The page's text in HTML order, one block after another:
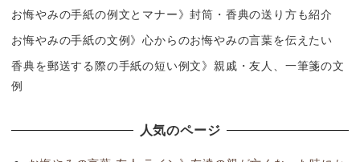
お悔やみの手紙の例文とマナー》封筒・香典の送り方も紹介
お悔やみの手紙の文例》心からのお悔やみの言葉を伝えたい
香典を郵送する際の手紙の短い例文》親戚・友人、一筆箋の文
例
人気のページ